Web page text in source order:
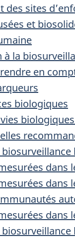
des sites
et
la
en
biologiques
mesurées